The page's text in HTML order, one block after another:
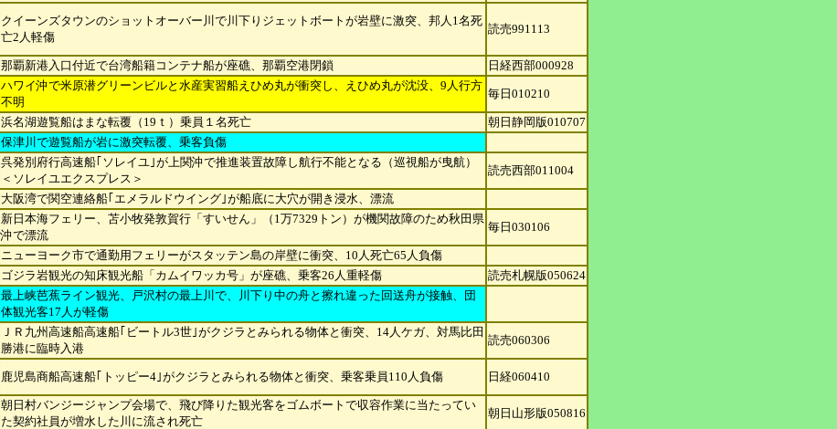
クイーンズタウンのショットオーバー川で川下りジェットボートが岩壁に激突、邦人1名死
亡2 人軽傷
読売991113
那覇新港入口付近で台湾船籍コンテナ船が座礁、那覇空港閉鎖 日経西部000928
ハワイ沖で米原潜グリーンビルと水産実習船えひめ丸が衝突し、えひめ丸が沈没、9人行方
不明
毎日010210
浜名湖遊覧船はまな転覆（19ｔ）乗員１名死亡
朝日静岡版010707
保津川で遊覧船が岩に激突転覆、乗客負傷
呉発別府行高速船｢ソレイユ｣が上関沖で推進装置故障し航行不能となる（巡視船が曳航）
＜ソレイユエクスプレス＞
読売西部011004
大阪湾で関空連絡船｢エメラルドウイング｣が船底に大穴が開き浸水、漂流
新日本海フェリー、苫小牧発敦賀行「すいせん」（1万7329トン）が機関故障のため秋田県
沖で漂流
毎日030106
ニューヨーク市で通勤用フェリーがスタッテン島の岸壁に衝突、10人死亡65人負傷
ゴジラ岩観光の知床観光船「カムイワッカ号」が座礁、乗客26人重軽傷 読売札幌版050624
最上峡芭蕉ライン観光、戸沢村の最上川で、川下り中の舟と擦れ違った回送舟が接触、
団
体観光客17人が軽傷
ＪＲ九州高速船高速船｢ビートル3世｣がクジラとみられる物体と衝突、14人ケガ、対馬比田
勝港に臨時入港
読売060306
鹿児島商船高速船｢トッピー4｣がクジラとみられる物体と衝突、乗客乗員110人負傷 日経060410
朝日村バンジージャンプ会場で、飛び降りた観光客をゴムボートで収容作業に当たってい
た契約社員が増水した川に流され死亡
朝日山形版050816